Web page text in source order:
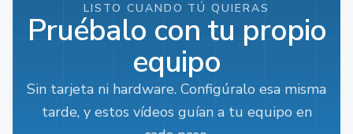
LISTO CUANDO TÚ QUIERAS
Pruébalo con tu propio
equipo
Sin tarjeta ni hardware. Configúralo esa misma
tarde, y estos vídeos guían a tu equipo en